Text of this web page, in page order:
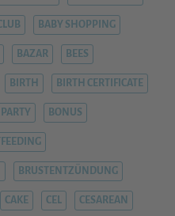
BABY SHOPPING
BAZAR BEES
BIRTH BIRTH CERTIFICATE
BONUS
BRUSTENTZÜNDUNG
CAKE CEL CESAREAN